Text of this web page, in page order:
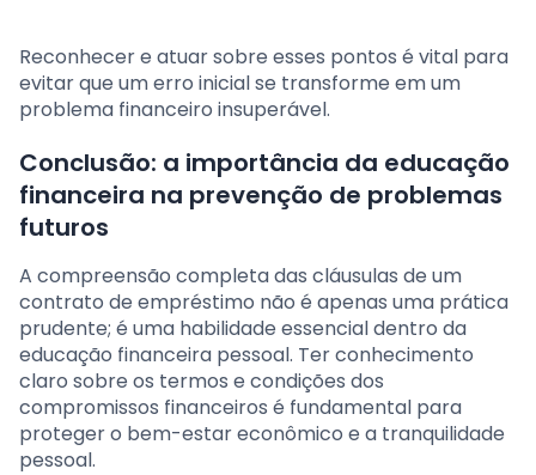
Reconhecer e atuar sobre esses pontos é vital para
evitar que um erro inicial se transforme em um
problema financeiro insuperável.
Conclusão: a importância da educação
financeira na prevenção de problemas
futuros
A compreensão completa das cláusulas de um
contrato de empréstimo não é apenas uma prática
prudente; é uma habilidade essencial dentro da
educação financeira pessoal. Ter conhecimento
claro sobre os termos e condições dos
compromissos financeiros é fundamental para
proteger o bem-estar econômico e a tranquilidade
pessoal.